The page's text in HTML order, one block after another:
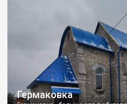
захоронения скифской эпохи на
селе есть каменная церковь
года, но нас интересует другая
костел, который хорошо
Гермаковка